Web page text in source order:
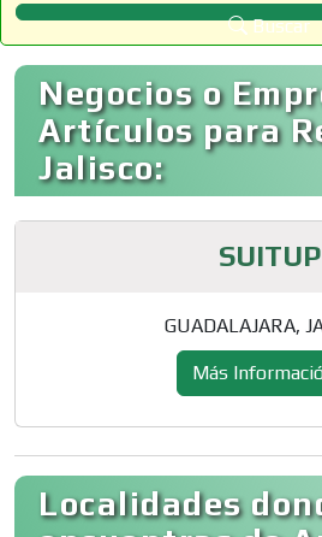
Buscar
Negocios o
Artículos para
Jalisco:
SUITUP
GUADALAJARA,
Más
Localidades